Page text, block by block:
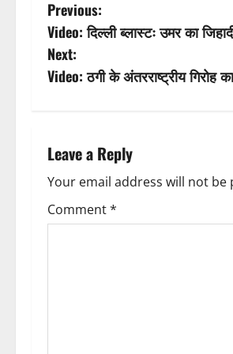
P
o
s
n
a
v
Previous:
Video: दिल्ली ब्लास्टः उमर का
Next:
Video: ठगी के अंतरराष्ट्रीय गिरोह
Leave a Reply
Your email address will not be
Comment*